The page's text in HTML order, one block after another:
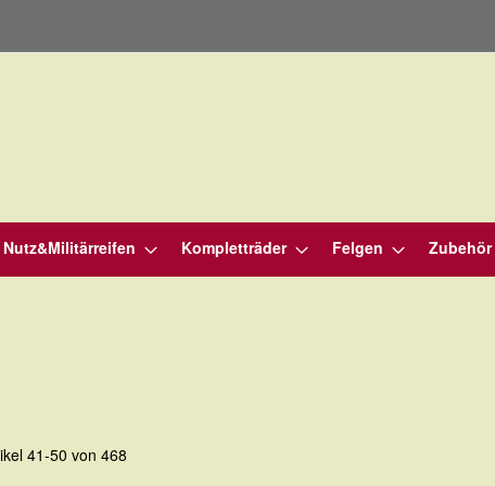
Nutz&Militärreifen Kompletträder Felgen Zubehör
41-50 von468